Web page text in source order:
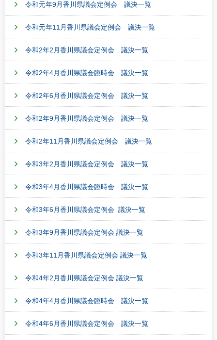
令和元年9月香川県議会定例会 議決一覧
令和元年11月香川県議会定例会 議決一覧
令和2年2月香川県議会定例会 議決一覧
令和2年4月香川県議会臨時会 議決一覧
令和2年6月香川県議会定例会 議決一覧
令和2年9月香川県議会定例会 議決一覧
令和2年11月香川県議会定例会 議決一覧
令和3年2月香川県議会定例会 議決一覧
令和3年4月香川県議会臨時会 議決一覧
令和3年6月香川県議会定例会 議決一覧
令和3年9月香川県議会定例会 議決一覧
令和3年11月香川県議会定例会 議決一覧
令和4年2月香川県議会定例会 議決一覧
令和4年4月香川県議会臨時会 議決一覧
令和4年6月香川県議会定例会 議決一覧